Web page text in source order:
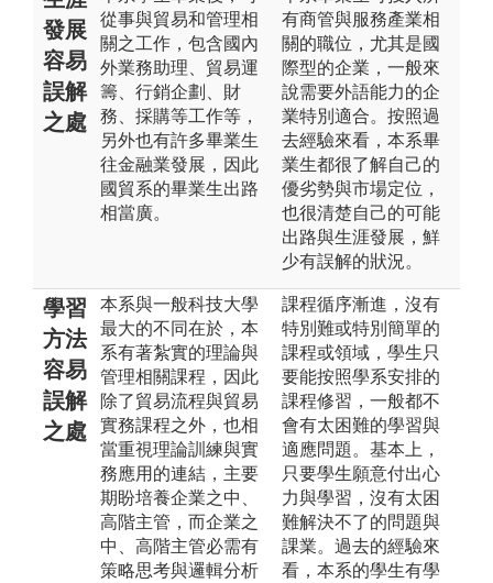
發展
容易
誤解
之處
從事與貿易和管理相
關之工作，包含國內
外業務助理、貿易運
籌、行銷企劃、財
務、採購等工作等，
另外也有許多畢業生
往金融業發展，因此
國貿系的畢業生出路
相當廣。
有商管與服務產業相
關的職位，尤其是國
際型的企業，一般來
說需要外語能力的企
業特別適合。按照過
去經驗來看，本系畢
業生都很了解自己的
優劣勢與市場定位，
也很清楚自己的可能
出路與生涯發展，鮮
少有誤解的狀況。
學習
方法
容易
誤解
之處
本系與一般科技大學
最大的不同在於，本
系有著紮實的理論與
管理相關課程，因此
除了貿易流程與貿易
實務課程之外，也相
當重視理論訓練與實
務應用的連結，主要
期盼培養企業之中、
高階主管，而企業之
中、高階主管必需有
策略思考與邏輯分析
課程循序漸進，沒有
特別難或特別簡單的
課程或領域，學生只
要能按照學系安排的
課程修習，一般都不
會有太困難的學習與
適應問題。基本上，
只要學生願意付出心
力與學習，沒有太困
難解決不了的問題與
課業。過去的經驗來
看，本系的學生有學